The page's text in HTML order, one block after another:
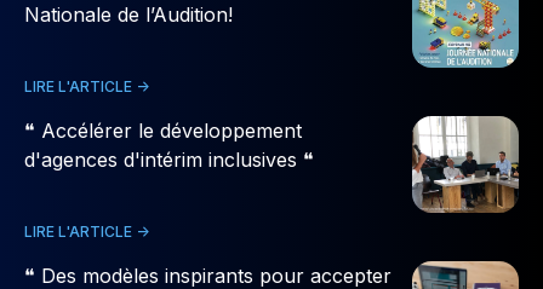
Nationale de l’Audition!
LIRE L'ARTICLE ->
❝ Accélérer le développement
d'agences d'intérim inclusives ❝
LIRE L'ARTICLE ->
❝ Des modèles inspirants pour accepter